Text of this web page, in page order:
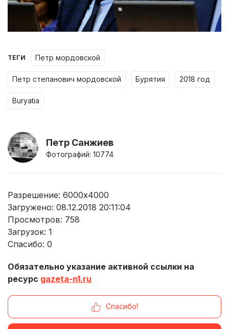
ТЕГИ петр мордовской
петр степанович мордовской бурятия 2018 год
buryatia
Петр Санжиев
Фотографий: 10774
Разрешение: 6000x4000
Загружено: 08.12.2018 20:11:04
Просмотров: 758
Загрузок: 1
Спасибо: 0
Обязательно указание активной ссылки на
ресурс gazeta-n1.ru
Спасибо!